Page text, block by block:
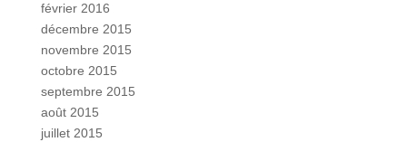
février 2016
décembre 2015
novembre 2015
octobre 2015
septembre 2015
août 2015
juillet 2015